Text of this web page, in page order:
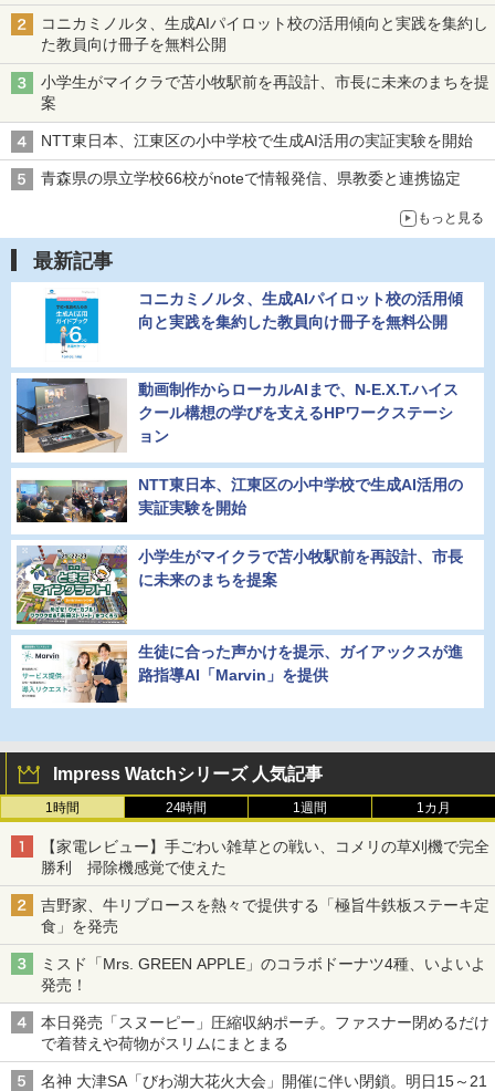
コニカミノルタ、生成AIパイロット校の活用傾向と実践を集約し
た教員向け冊子を無料公開
小学生がマイクラで苫小牧駅前を再設計、市長に未来のまちを提
案
NTT東日本、江東区の小中学校で生成AI活用の実証実験を開始
青森県の県立学校66校がnoteで情報発信、県教委と連携協定
もっと見る
最新記事
コニカミノルタ、生成AIパイロット校の活用傾
向と実践を集約した教員向け冊子を無料公開
動画制作からローカルAIまで、N-E.X.T.ハイス
クール構想の学びを支えるHPワークステーシ
ョン
NTT東日本、江東区の小中学校で生成AI活用の
実証実験を開始
小学生がマイクラで苫小牧駅前を再設計、市長
に未来のまちを提案
生徒に合った声かけを提示、ガイアックスが進
路指導AI「Marvin」を提供
Impress Watchシリーズ 人気記事
1時間 24時間 1週間 1カ月
【家電レビュー】手ごわい雑草との戦い、コメリの草刈機で完全
勝利 掃除機感覚で使えた
吉野家、牛リブロースを熱々で提供する「極旨牛鉄板ステーキ定
食」を発売
ミスド「Mrs. GREEN APPLE」のコラボドーナツ4種、いよいよ
発売！
本日発売「スヌーピー」圧縮収納ポーチ。ファスナー閉めるだけ
で着替えや荷物がスリムにまとまる
名神 大津SA「びわ湖大花火大会」開催に伴い閉鎖。明日15～21